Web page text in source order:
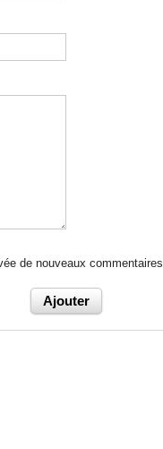
de nouveaux commentaires